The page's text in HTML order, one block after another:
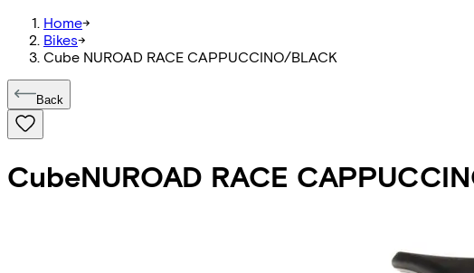
Home->
Bikes->
Cube NUROAD RACE CAPPUCCINO/BLACK
Back
CubeNUROAD RACE